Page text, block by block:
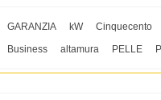
GARANZIA kW
Cinquecento
Business
altamura PELLE